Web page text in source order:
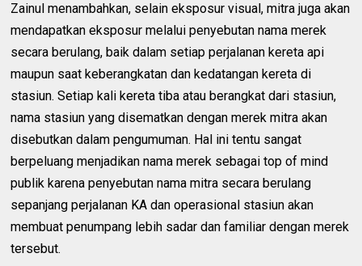
Zainul menambahkan, selain eksposur visual, mitra juga akan
mendapatkan eksposur melalui penyebutan nama merek
secara berulang, baik dalam setiap perjalanan kereta api
maupun saat keberangkatan dan kedatangan kereta di
stasiun. Setiap kali kereta tiba atau berangkat dari stasiun,
nama stasiun yang disematkan dengan merek mitra akan
disebutkan dalam pengumuman. Hal ini tentu sangat
berpeluang menjadikan nama merek sebagai top of mind
publik karena penyebutan nama mitra secara berulang
sepanjang perjalanan KA dan operasional stasiun akan
membuat penumpang lebih sadar dan familiar dengan merek
tersebut.